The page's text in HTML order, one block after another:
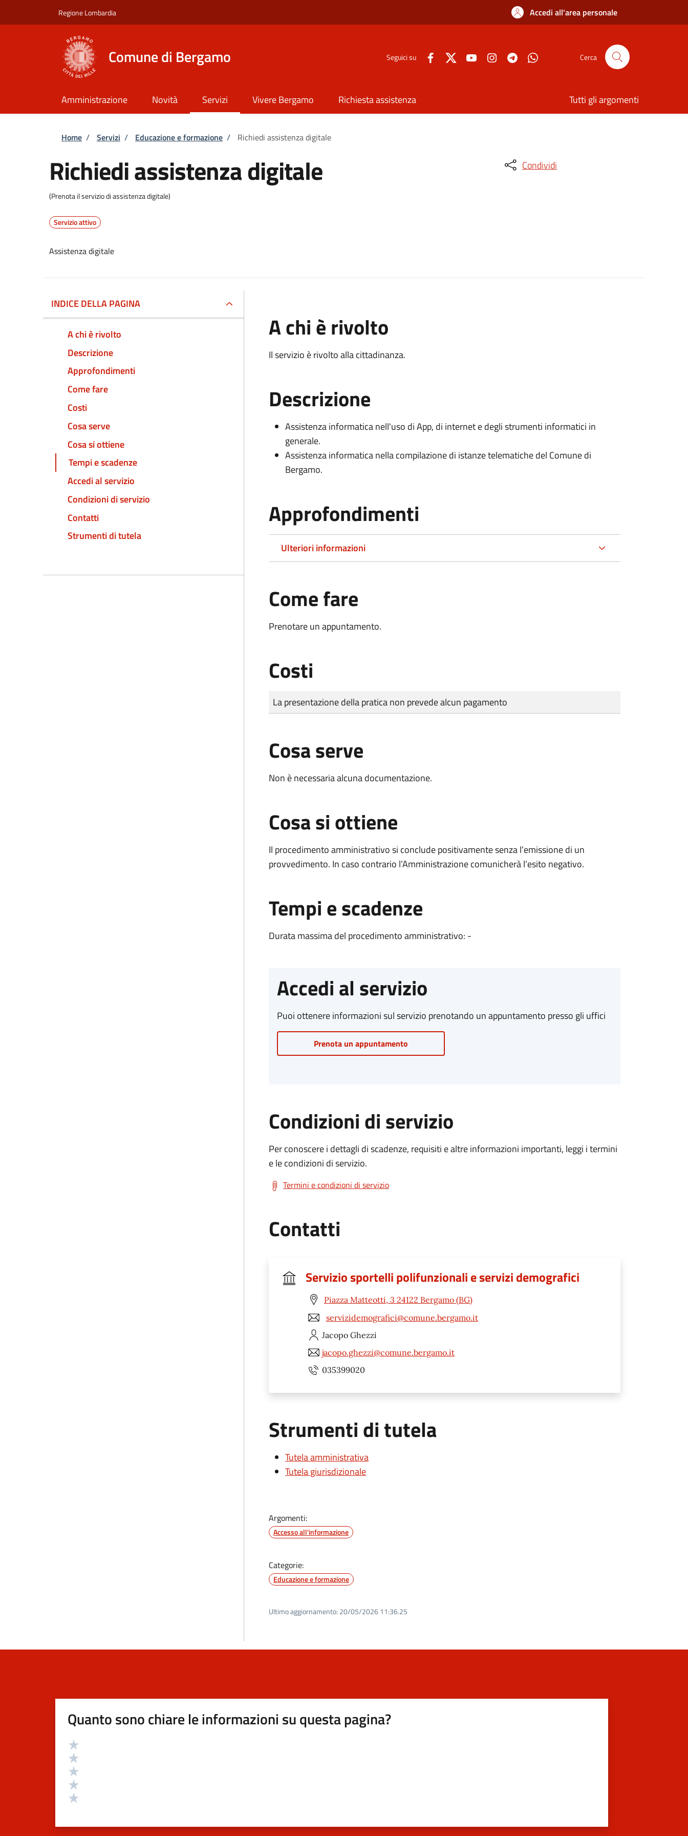
Regione Lombardia Accedi all'area personale
Comune di Bergamo Seguici su Cerca
Amministrazione Novità Servizi Vivere Bergamo Richiesta assistenza Tutti gli argomenti
Briciole di pane
Home / Servizi / Educazione e formazione / Richiedi assistenza digitale
Richiedi assistenza digitale
(Prenota il servizio di assistenza digitale)
Servizio attivo
Assistenza digitale
Condividi
INDICE DELLA PAGINA
A chi è rivolto
Descrizione
Approfondimenti
Come fare
Costi
Cosa serve
Cosa si ottiene
Tempi e scadenze
Accedi al servizio
Condizioni di servizio
Contatti
Strumenti di tutela
A chi è rivolto
Il servizio è rivolto alla cittadinanza.
Descrizione
Assistenza informatica nell'uso di App, di internet e degli strumenti informatici in
generale.
Assistenza informatica nella compilazione di istanze telematiche del Comune di
Bergamo.
Approfondimenti
Ulteriori informazioni
Come fare
Prenotare un appuntamento.
Costi
Tipo di pagamento
Importo
La presentazione della pratica non prevede alcun pagamento
Cosa serve
Non è necessaria alcuna documentazione.
Cosa si ottiene
Il procedimento amministrativo si conclude positivamente senza l’emissione di un
provvedimento. In caso contrario l’Amministrazione comunicherà l’esito negativo.
Tempi e scadenze
Durata massima del procedimento amministrativo: -
Accedi al servizio
Puoi ottenere informazioni sul servizio prenotando un appuntamento presso gli uffici
Prenota un appuntamento
Condizioni di servizio
Per conoscere i dettagli di scadenze, requisiti e altre informazioni importanti, leggi i termini
e le condizioni di servizio.
Termini e condizioni di servizio
Contatti
Servizio sportelli polifunzionali e servizi demografici
Piazza Matteotti, 3 24122 Bergamo (BG)
servizidemografici@comune.bergamo.it
Jacopo Ghezzi
jacopo.ghezzi@comune.bergamo.it
035399020
Strumenti di tutela
Tutela amministrativa
Tutela giurisdizionale
Argomenti:
Accesso all'informazione
Categorie:
Educazione e formazione
Ultimo aggiornamento: 20/05/2026 11:36.25
Quanto sono chiare le informazioni su questa pagina?
Valutazione